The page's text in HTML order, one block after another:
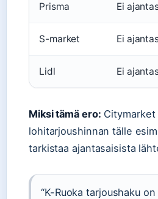
Prisma Ei
S-market Ei
Lidl Ei
Miksi tämä ero:
lohitarjoushinnan tälle
tarkistaa ajantasaisista
“K-Ruoka tarjoushaku